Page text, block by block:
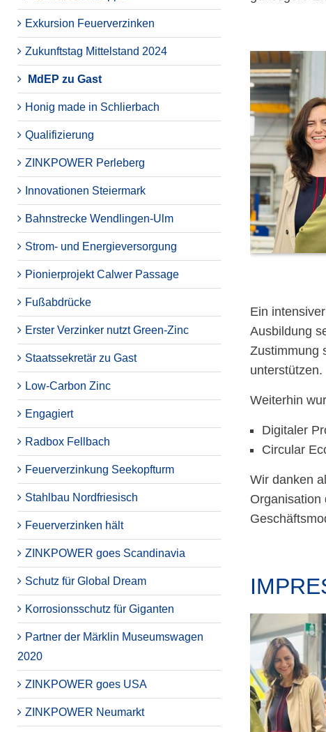
Exkursion Feuerverzinken
Zukunftstag Mittelstand 2024
MdEP zu Gast
Honig made in Schlierbach
Qualifizierung
ZINKPOWER Perleberg
Innovationen Steiermark
Bahnstrecke Wendlingen-Ulm
Strom- und Energieversorgung
Pionierprojekt Calwer Passage
Fußabdrücke
Erster Verzinker nutzt Green-Zinc
Staatssekretär zu Gast
Low-Carbon Zinc
Engagiert
Radbox Fellbach
Feuerverzinkung Seekopfturm
Stahlbau Nordfriesisch
Feuerverzinken hält
ZINKPOWER goes Scandinavia
Schutz für Global Dream
Korrosionsschutz für Giganten
Partner der Märklin Museumswagen
2020
ZINKPOWER goes USA
ZINKPOWER Neumarkt
Ein
Ausbildung
Zustimmung
unterstützen.
Weiterhin
Digitaler
Circular
Wir danken
Organisation